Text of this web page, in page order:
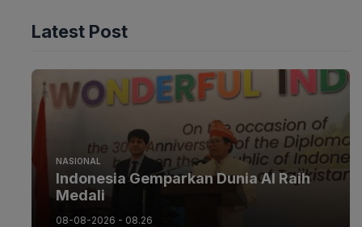
Latest Post
NASIONAL
Indonesia Gemparkan Dunia AI Raih
Medali
08-08-2026 - 08.26